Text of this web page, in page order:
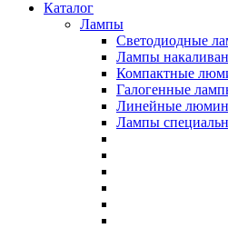
Каталог
Лампы
Светодиодные
Лампы
Компактные
Галогенные
Линейные
Лампы